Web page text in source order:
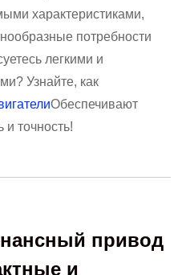
характеристиками,
потребности
легкими и
Узнайте, как
Обеспечивают
и точность!
привод
и